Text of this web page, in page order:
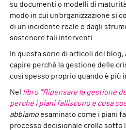
su documenti o modelli di
modo in cui un'organizzazione si
di un incidente reale e dagli
sostenere tali interventi.
In questa serie di articoli del
capire perché la gestione delle
così spesso proprio quando è più
Nel libro *Ripensare la gestione
perché i piani falliscono e cosa
abbiamo esaminato come i piani
processo decisionale crolla sotto